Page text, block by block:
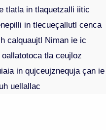
tlatla in tlaquetzalli iitic
in tlecueçallutl cenca
calquaujtl Niman ie ic
tla ceujloz
in qujceujznequja çan ie
uellallac